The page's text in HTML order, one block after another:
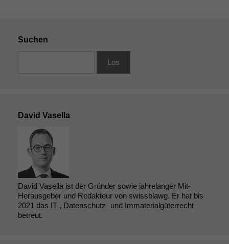
Suchen
David Vasella
David Vasella ist der Gründer sowie jahrelanger Mit-
Herausgeber und Redakteur von swissblawg. Er hat bis
2021 das IT-, Datenschutz- und Immaterialgüterrecht
betreut.